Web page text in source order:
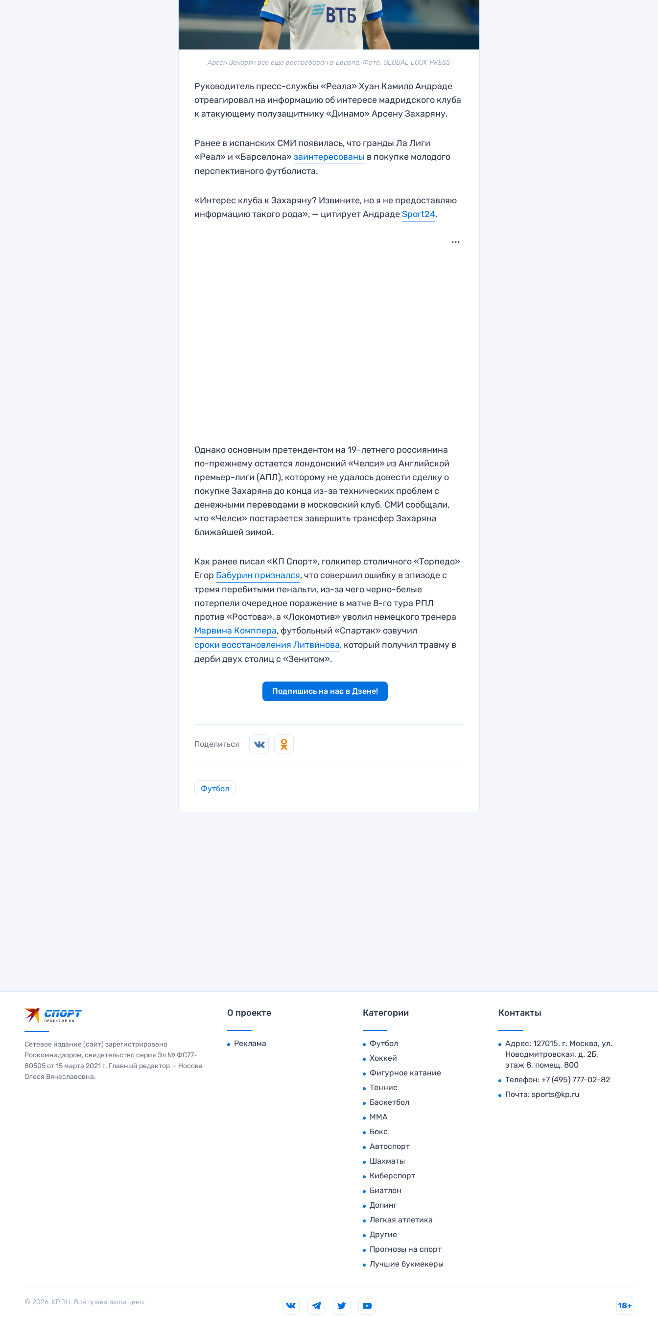
Арсен Захарян все еще востребован в Европе. Фото: GLOBAL LOOK PRESS
Руководитель пресс-службы «Реала» Хуан Камило Андраде
отреагировал на информацию об интересе мадридского клуба
к атакующему полузащитнику «Динамо» Арсену Захаряну.
Ранее в испанских СМИ появилась, что гранды Ла Лиги
«Реал» и «Барселона»заинтересованы в покупке молодого
перспективного футболиста.
«Интерес клуба к Захаряну? Извините, но я не предоставляю
информацию такого рода», — цитирует АндрадеSport24.
Однако основным претендентом на 19-летнего россиянина
по-прежнему остается лондонский «Челси» из Английской
премьер-лиги (АПЛ), которому не удалось довести сделку о
покупке Захаряна до конца из-за технических проблем с
денежными переводами в московский клуб. СМИ сообщали,
что «Челси» постарается завершить трансфер Захаряна
ближайшей зимой.
Как ранее писал «КП Спорт», голкипер столичного «Торпедо»
Егор Бабурин признался, что совершил ошибку в эпизоде с
тремя перебитыми пенальти, из-за чего черно-белые
потерпели очередное поражение в матче 8-го тура РПЛ
против «Ростова», а «Локомотив» уволил немецкого тренера
Марвина Комппера, футбольный «Спартак» озвучил
сроки восстановления Литвинова, который получил травму в
дерби двух столиц с «Зенитом».
Подпишись на нас в Дзене!
Поделиться
Футбол
Сетевое издание (сайт) зарегистрировано
Роскомнадзором, свидетельство серия Эл № ФС77-
80505 от 15 марта 2021 г. Главный редактор — Носова
Олеся Вячеславовна.
О проекте
Реклама
Категории
Футбол
Хоккей
Фигурное катание
Теннис
Баскетбол
MMA
Бокс
Автоспорт
Шахматы
Киберспорт
Биатлон
Допинг
Легкая атлетика
Другие
Прогнозы на спорт
Лучшие букмекеры
Контакты
Адрес: 127015, г. Москва, ул.
Новодмитровская, д. 2Б,
этаж 8, помещ. 800
Телефон: +7 (495) 777-02-82
Почта: sports@kp.ru
© 2026. KP.RU. Все права защищены. 18+